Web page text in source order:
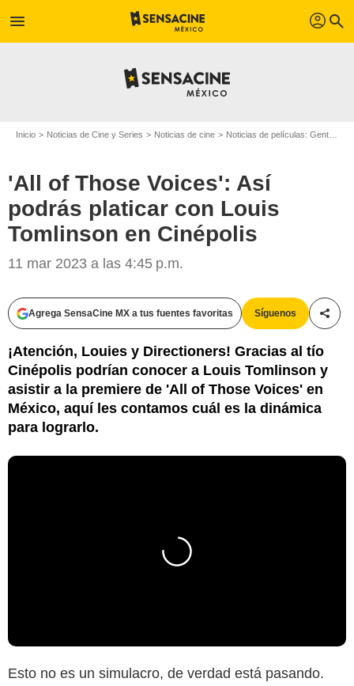
menu profil search
Inicio Noticias de Cine y Series Noticias de cine Noticias de películas: Gente
'All of Those Voices': Así
podrás platicar con Louis
Tomlinson en Cinépolis
11 mar 2023 a las 4:45 p.m.
Agrega SensaCine MX a tus fuentes favoritas Síguenos
¡Atención, Louies y Directioners! Gracias al tío
Cinépolis podrían conocer a Louis Tomlinson y
asistir a la premiere de 'All of Those Voices' en
México, aquí les contamos cuál es la dinámica
para lograrlo.
Esto no es un simulacro, de verdad está pasando.